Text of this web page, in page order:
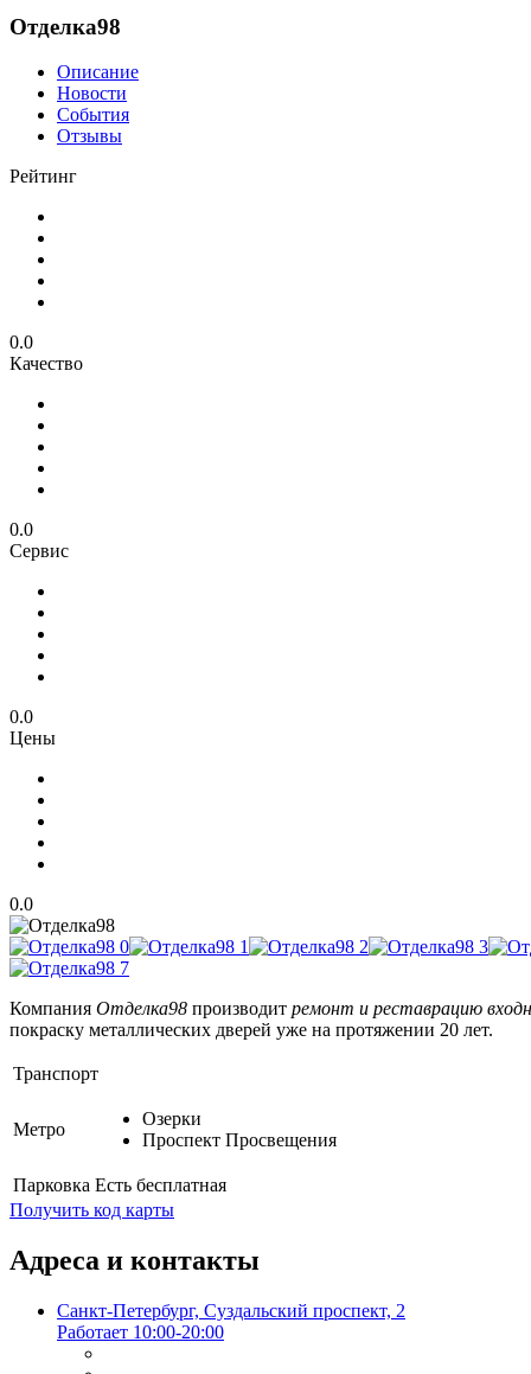
Отделка98
Описание
Новости
События
Отзывы
Рейтинг
0.0
Качество
0.0
Сервис
0.0
Цены
0.0
Компания Отделка98 производит ремонт и реставрацию
покраску металлических дверей уже на протяжении 20 лет.
Транспорт
Метро
Озерки
Проспект Просвещения
Парковка Есть бесплатная
Получить код карты
Адреса и контакты
Санкт-Петербург, Суздальский проспект, 2
Работает 10:00-20:00